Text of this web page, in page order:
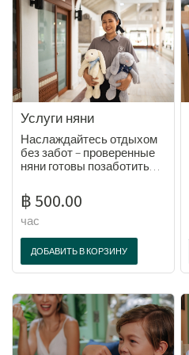
Услуги няни
Наслаждайтесь отдыхом
без забот – проверенные
няни готовы позаботиться
฿ 500.00
час
ДОБАВИТЬ В КОРЗИНУ